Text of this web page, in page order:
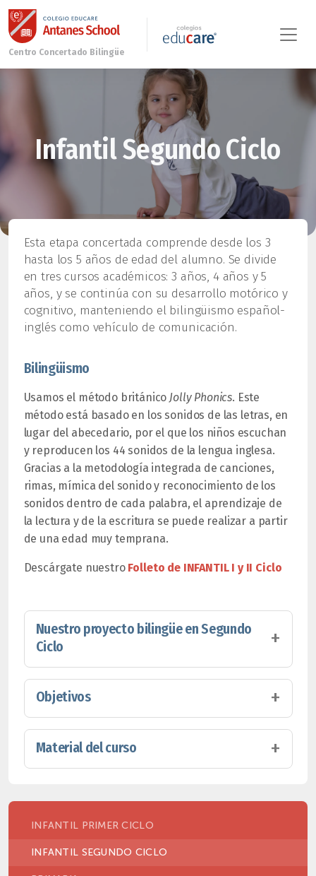
Infantil Segundo Ciclo
Esta etapa concertada comprende desde los 3
hasta los 5 años de edad del alumno. Se divide
en tres cursos académicos: 3 años, 4 años y 5
años, y se continúa con su desarrollo motórico y
cognitivo, manteniendo el bilingüismo español-
inglés como vehículo de comunicación.
Bilingüismo
Usamos el método británico Jolly Phonics. Este
método está basado en los sonidos de las letras, en
lugar del abecedario, por el que los niños escuchan
y reproducen los 44 sonidos de la lengua inglesa.
Gracias a la metodología integrada de canciones,
rimas, mímica del sonido y reconocimiento de los
sonidos dentro de cada palabra, el aprendizaje de
la lectura y de la escritura se puede realizar a partir
de una edad muy temprana.
Descárgate nuestro Folleto de INFANTIL I y II Ciclo
Nuestro proyecto bilingüe en Segundo
Ciclo
Objetivos
Material del curso
INFANTIL PRIMER CICLO
INFANTIL SEGUNDO CICLO